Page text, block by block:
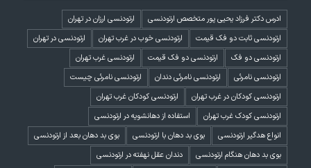
ادرس دکتر فرزاد یحیی پور متخصص ارتودنسی
ارتودنسی ارزان در تهران
ارتودنسی ثابت دو فک قیمت
ارتودنسی خوب در غرب تهران
ارتودنسی در تهران
ارتودنسی دو فک
ارتودنسی دو فک قیمت
ارتودنسی غرب تهران
ارتودنسی نامرئی
ارتودنسی نامرئی دندان
ارتودنسی نامرئی چیست
ارتودنسی کودکان در غرب تهران
ارتودنسی کودکان غرب تهران
ارتودنسی کودک غرب تهران
استفاده از دهانشویه در ارتودنسی
انواع هدگیر ارتودنسی
بوی بد دهان با ارتودنسی
بوی بد دهان بعد از ارتودنسی
بوی بد دهان هنگام ارتودنسی
دندان عقل نهفته در ارتودنسی